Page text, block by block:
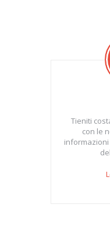
Tieniti
con le